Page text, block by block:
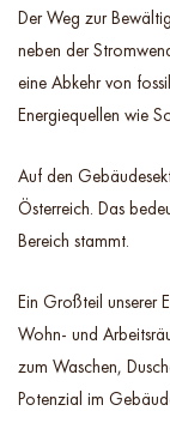
Der Weg zur
neben der
eine Abkehr von
Energiequellen wie
Auf den
Österreich. Das
Bereich stammt.
Ein Großteil unserer
Wohn- und
zum Waschen,
Potenzial im